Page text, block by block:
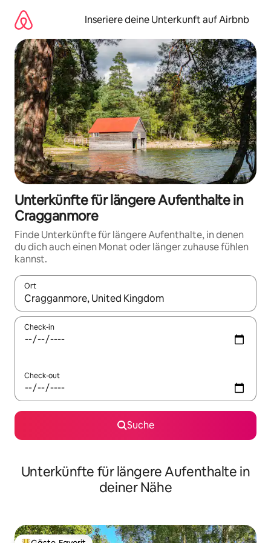
Inhalten
springen
Inseriere deine Unterkunft auf Airbnb
Unterkünfte für längere Aufenthalte in
Cragganmore
Finde Unterkünfte für längere Aufenthalte, in denen
du dich auch einen Monat oder länger zuhause fühlen
kannst.
Ort
Wenn Ergebnisse verfügbar sind, navigiere mit den
Check-in
Check-out
Suche
Unterkünfte für längere Aufenthalte in
deiner Nähe